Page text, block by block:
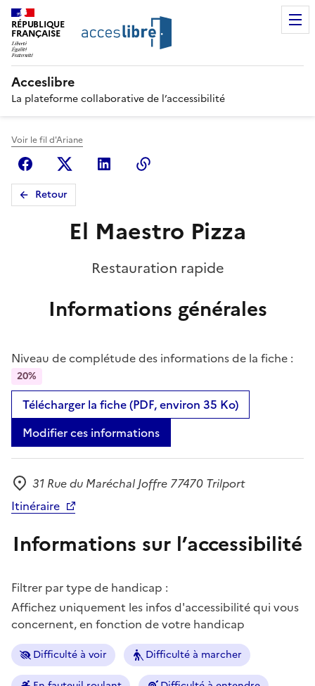
RÉPUBLIQUE
FRANÇAISE
Acceslibre
La plateforme collaborative de l’accessibilité
Voir le fil d'Ariane
FacebookX (anciennement Twitter)
Linkedin
Retour
El Maestro Pizza
Restauration rapide
Informations générales
Niveau de complétude des informations de la fiche :
20%
Télécharger la fiche (PDF, environ 35 Ko)
Modifier ces informations
Adresse
31 Rue du Maréchal Joffre 77470 Trilport
Itinéraire
Informations sur l’accessibilité
Filtrer par type de handicap :
Affichez uniquement les infos d'accessibilité qui vous
concernent, en fonction de votre handicap
Difficulté à voir Difficulté à marcher